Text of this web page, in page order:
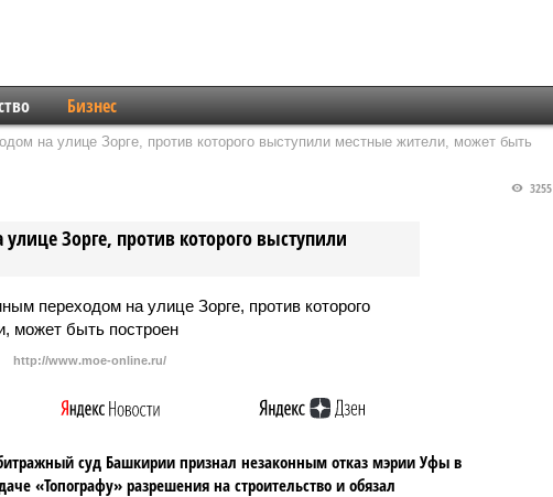
Бизнес
на улице Зорге, против которого выступили местные жители, может быть
Зорге, против которого выступили
3255
http://www.moe-online.ru/
суд Башкирии признал незаконным отказ мэрии Уфы в
«Топографу» разрешения на строительство и обязал